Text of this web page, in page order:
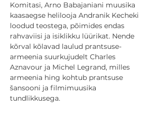
Komitasi, Arno Babajaniani muusika
kaasaegse helilooja Andranik Kecheki
loodud teostega, põimides endas
rahvaviisi ja isiklikku lüürikat. Nende
kõrval kõlavad laulud prantsuse-
armeenia suurkujudelt Charles
Aznavour ja Michel Legrand, milles
armeenia hing kohtub prantsuse
šansooni ja filmimuusika
tundlikkusega.